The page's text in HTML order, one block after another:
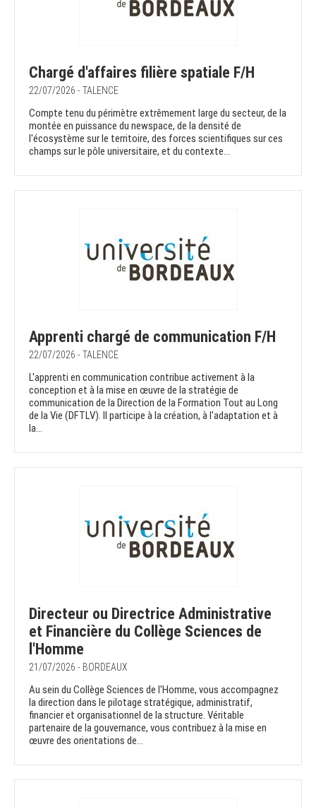
Chargé d'affaires filière spatiale F/H
22/07/2026 - TALENCE
Compte tenu du périmètre extrêmement large du secteur, de la
montée en puissance du newspace, de la densité de
l'écosystème sur le territoire, des forces scientifiques sur ces
champs sur le pôle universitaire, et du contexte...
Apprenti chargé de communication F/H
22/07/2026 - TALENCE
L'apprenti en communication contribue activement à la
conception et à la mise en œuvre de la stratégie de
communication de la Direction de la Formation Tout au Long
de la Vie (DFTLV). Il participe à la création, à l'adaptation et à
la...
Directeur ou Directrice Administrative
et Financière du Collège Sciences de
l'Homme
21/07/2026 - BORDEAUX
Au sein du Collège Sciences de l'Homme, vous accompagnez
la direction dans le pilotage stratégique, administratif,
financier et organisationnel de la structure. Véritable
partenaire de la gouvernance, vous contribuez à la mise en
œuvre des orientations de...